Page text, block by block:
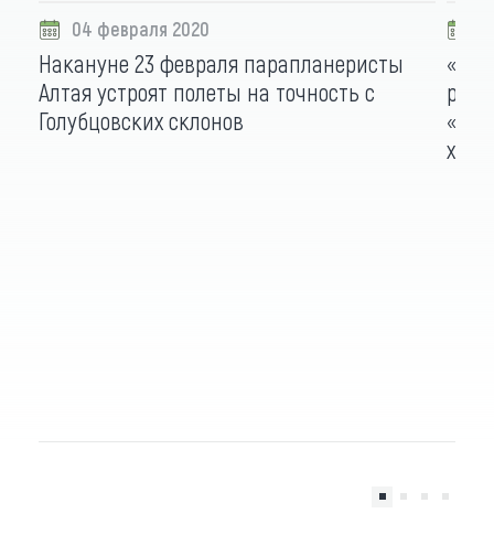
04 февраля 2020
Накануне 23 февраля парапланеристы
Алтая устроят полеты на точность с
Голубцовских склонов